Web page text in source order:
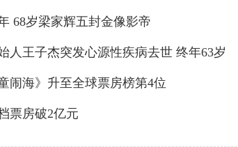
68岁梁家辉五封金像影帝
人王子杰突发心源性疾病去世 终年63岁
闹海》升至全球票房榜第4位
票房破2亿元